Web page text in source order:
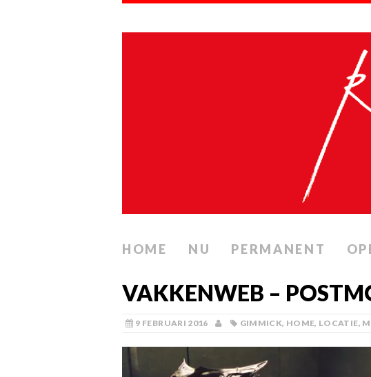
HOME NU PERMANENT
VAKKENWEB –
9 FEBRUARI 2016 GIMMICK, HOME, LOCATIE,